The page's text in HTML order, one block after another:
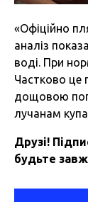
«Офіційно
аналіз
воді. При
Частково це
дощовою
лучанам
Друзі!
будьте